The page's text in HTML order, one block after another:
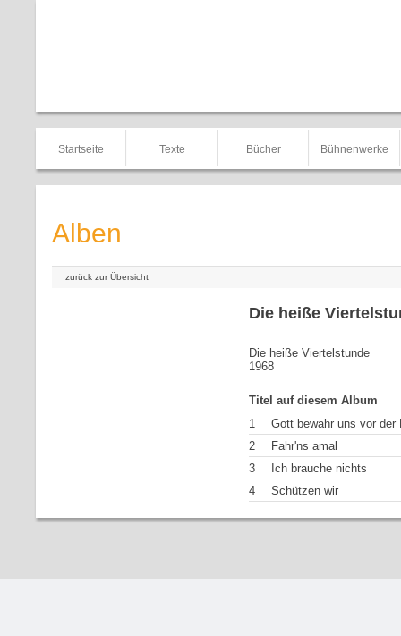
Startseite Texte Bücher Bühnenwerke
Alben
zurück zur Übersicht
Die heiße
Die heiße Viertelstunde
1968
Titel auf diesem Album
1
Gott bewahr uns vor der
2
Fahr'ns amal
3
Ich brauche nichts
4
Schützen wir